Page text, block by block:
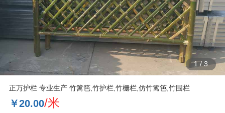
1/3
正万护栏 专业生产 竹篱笆,竹护栏,竹栅栏,仿竹篱笆,竹围栏
￥20.00/米